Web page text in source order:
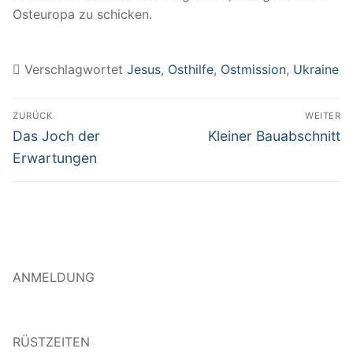
Osteuropa zu schicken.
Verschlagwortet Jesus, Osthilfe, Ostmission, Ukraine
Beitragsnavigation
ZURÜCK
Vorheriger
Beitrag:
Das Joch der
Erwartungen
WEITER
Nächster
Kleiner Bauabschnitt
ANMELDUNG
RÜSTZEITEN